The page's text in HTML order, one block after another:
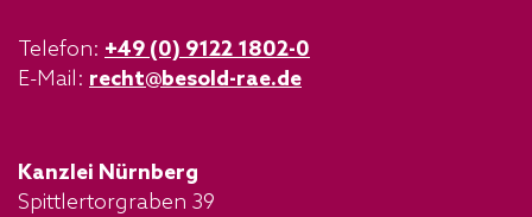
Telefon: +49 (0) 9122 1802-0
E-Mail: recht@besold-rae.de
Kanzlei Nürnberg
Spittlertorgraben 39